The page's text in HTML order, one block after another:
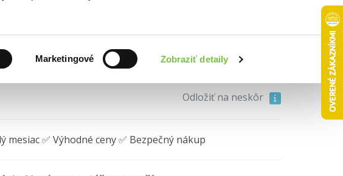
Marketingové Zobraziť detaily
10,39€
Odložiť na neskôr
mesiac ✅ Výhodné ceny ✅ Bezpečný nákup